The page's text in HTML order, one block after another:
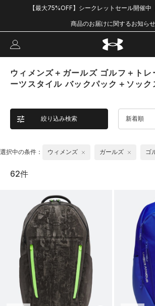
【最大75%OFF】シークレットセール開催中
商品のお届けに関するお知らせ
ウィメンズ＋ガールズ ゴルフ＋ト
ーツスタイル バックパック＋ソック
絞り込み検索 新着順
選択中の条件： ウィメンズ ガールズ ゴ
62件